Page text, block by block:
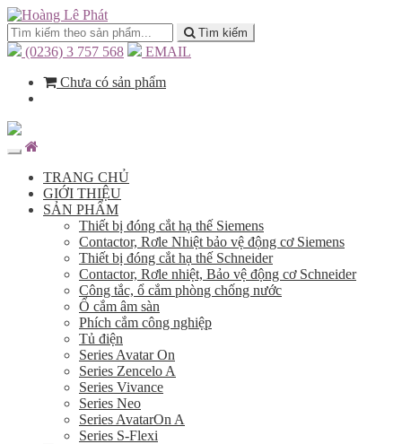
Tìm kiếm
(0236) 3 757 568
EMAIL
Chưa có sản phẩm
TRANG CHỦ
GIỚI THIỆU
SẢN PHẨM
Thiết bị đóng cắt hạ thế Siemens
Contactor, Rơle Nhiệt bảo vệ động cơ Siemens
Thiết bị đóng cắt hạ thế Schneider
Contactor, Rơle nhiệt, Bảo vệ động cơ Schneider
Công tắc, ổ cắm phòng chống nước
Ổ cắm âm sàn
Phích cắm công nghiệp
Tủ điện
Series Avatar On
Series Zencelo A
Series Vivance
Series Neo
Series AvatarOn A
Series S-Flexi